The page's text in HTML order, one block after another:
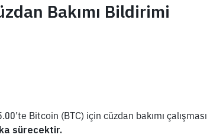
Bakımı Bildirimi
Bitcoin (BTC) için cüzdan bakımı çalışması
sürecektir.